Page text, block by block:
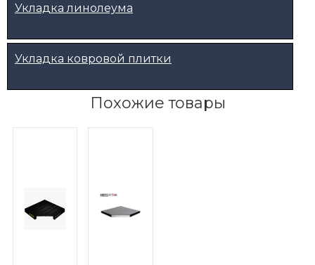
Укладка линолеума
Укладка ковровой плитки
Похожие товары